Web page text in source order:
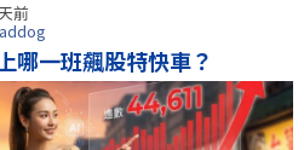
前
哪一班飆股特快車？